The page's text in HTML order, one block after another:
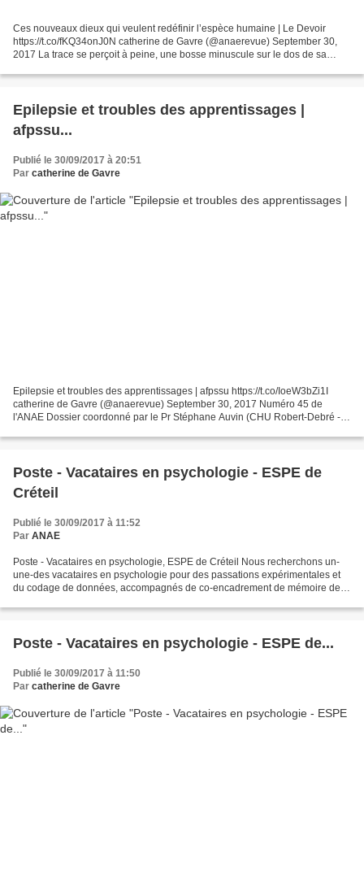
Ces nouveaux dieux qui veulent redéfinir l’espèce humaine | Le Devoir
https://t.co/fKQ34onJ0N catherine de Gavre (@anaerevue) September 30,
2017 La trace se perçoit à peine, une bosse minuscule sur le dos de sa
Epilepsie et troubles des apprentissages |
afpssu...
Publié le 30/09/2017 à 20:51
Par catherine de Gavre
Epilepsie et troubles des apprentissages | afpssu https://t.co/IoeW3bZi1I
catherine de Gavre (@anaerevue) September 30, 2017 Numéro 45 de
l'ANAE Dossier coordonné par le Pr Stéphane Auvin (CHU Robert-Debré -
Poste - Vacataires en psychologie - ESPE de
Créteil
Publié le 30/09/2017 à 11:52
Par ANAE
Poste - Vacataires en psychologie, ESPE de Créteil Nous recherchons un-
une-des vacataires en psychologie pour des passations expérimentales et
du codage de données, accompagnés de co-encadrement de mémoire de
Poste - Vacataires en psychologie - ESPE de...
Publié le 30/09/2017 à 11:50
Par catherine de Gavre